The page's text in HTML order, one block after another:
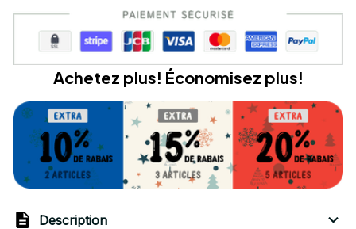
Achetez plus! Économisez plus!
Description